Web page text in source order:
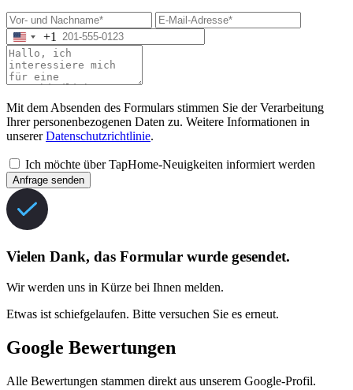
+1
Mit dem Absenden des Formulars stimmen Sie der Verarbeitung
Ihrer personenbezogenen Daten zu. Weitere Informationen in
unsererDatenschutzrichtlinie.
Ich möchte über TapHome-Neuigkeiten informiert werden
Anfrage senden
Vielen Dank, das Formular wurde gesendet.
Wir werden uns in Kürze bei Ihnen melden.
Etwas ist schiefgelaufen. Bitte versuchen Sie es erneut.
Google Bewertungen
Alle Bewertungen stammen direkt aus unserem Google-Profil.